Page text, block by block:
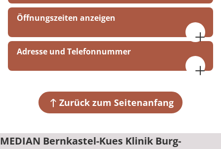
Öffnungszeiten anzeigen
07:30 bis 16:00 Uhr
Adresse und Telefonnummer
54470 Bernkastel-KuesZurück zum Seitenanfang
MEDIAN Bernkastel-Kues Klinik Burg-